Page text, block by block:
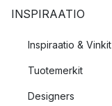
INSPIRAATIO
Inspiraatio & Vinkit
Tuotemerkit
Designers